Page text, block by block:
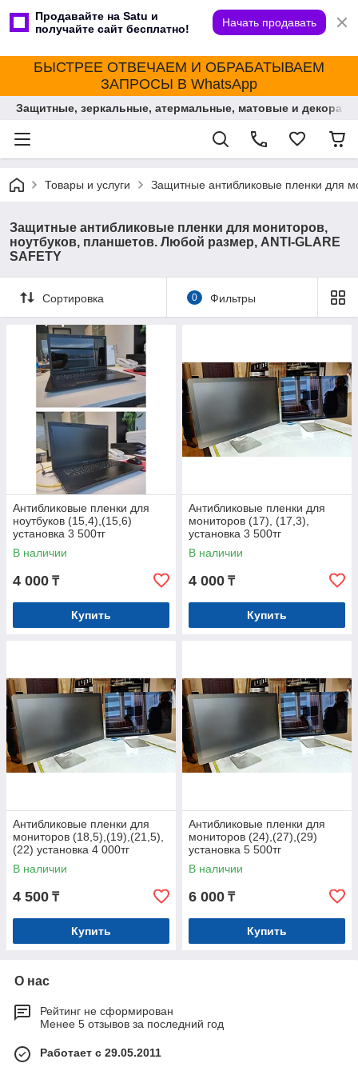
Продавайте на Satu и
получайте сайт бесплатно!
Начать продавать
БЫСТРЕЕ ОТВЕЧАЕМ И ОБРАБАТЫВАЕМ
ЗАПРОСЫ В WhatsApp
Защитные, зеркальные, атермальные, матовые и
Товары и услуги Защитные антибликовые пленки для
Защитные антибликовые пленки для мониторов,
ноутбуков, планшетов. Любой размер, ANTI-GLARE
SAFETY
Сортировка 0 Фильтры
Антибликовые пленки для
ноутбуков (15,4),(15,6)
установка 3 500тг
В наличии
4 000 ₸
Купить
Антибликовые пленки для
мониторов (17), (17,3),
установка 3 500тг
В наличии
4 000 ₸
Купить
Антибликовые пленки для
мониторов (18,5),(19),(21,5),
(22) установка 4 000тг
В наличии
4 500 ₸
Купить
Антибликовые пленки для
мониторов (24),(27),(29)
установка 5 500тг
В наличии
6 000 ₸
Купить
О нас
Рейтинг не сформирован
Менее 5 отзывов за последний год
Работает с 29.05.2011